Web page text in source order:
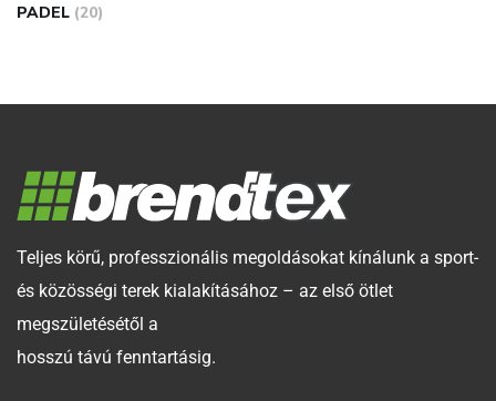
PADEL (20)
Teljes körű, professzionális megoldásokat kínálunk a sport-
és közösségi terek kialakításához – az első ötlet
megszületésétől a
hosszú távú fenntartásig.